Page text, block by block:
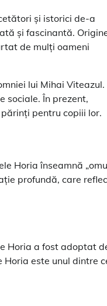
și istorici de-a
și fascinantă.
de mulți oameni
lui Mihai Viteazul.
sociale. În prezent,
pentru copiii lor.
Horia înseamnă
profundă, care
Horia a fost adoptat
este unul dintre